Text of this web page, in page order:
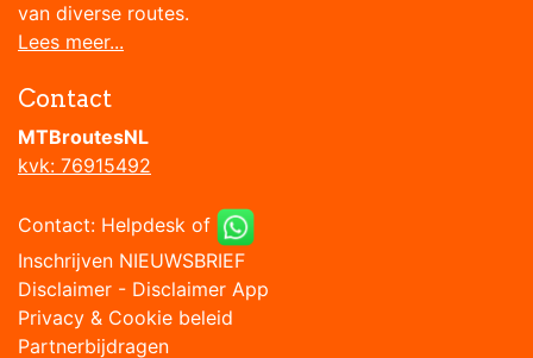
van diverse routes.
Lees meer...
Contact
MTBroutesNL
kvk: 76915492
Contact: Helpdesk of
Inschrijven NIEUWSBRIEF
Disclaimer - Disclaimer App
Privacy & Cookie beleid
Partnerbijdragen